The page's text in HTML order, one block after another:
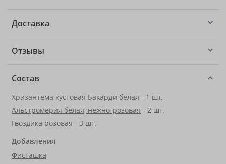
Доставка
Отзывы
Состав
Хризантема кустовая Бакарди белая - 1 шт.
Альстромерия белая, нежно-розовая - 2 шт.
Гвоздика розовая - 3 шт.
Добавления
Фисташка